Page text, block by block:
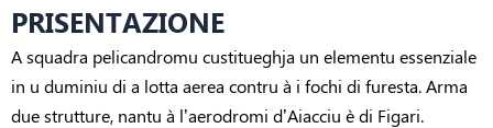
PRISENTAZIONE
A squadra pelicandromu custitueghja un elementu essenziale
in u duminiu di a lotta aerea contru à i fochi di furesta. Arma
due strutture, nantu à l’aerodromi d’Aiacciu è di Figari.